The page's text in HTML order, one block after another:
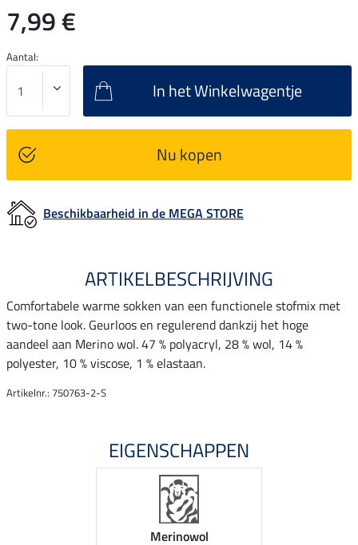
7,99 €
Aantal:
In het Winkelwagentje
Nu kopen
Beschikbaarheid in de MEGA STORE
ARTIKELBESCHRIJVING
Comfortabele warme sokken van een functionele stofmix met
two-tone look. Geurloos en regulerend dankzij het hoge
aandeel aan Merino wol. 47 % polyacryl, 28 % wol, 14 %
polyester, 10 % viscose, 1 % elastaan.
Artikelnr.: 750763-2-S
EIGENSCHAPPEN
Merinowol